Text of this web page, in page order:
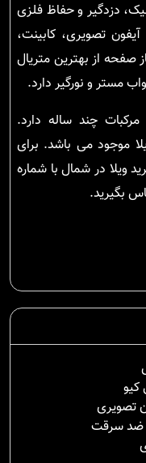
دزدگیر و حفاظ فلزی
تصویری، کابینت،
از بهترین متریال
مستر و نورگیر دارد.
چند ساله دارد.
موجود می باشد. برای
ویلا در شمال با شماره
بگیرید.
کیو
تصویری
ضد سرقت